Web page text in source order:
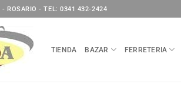
ROSARIO - TEL: 0341 432-2424
TIENDA BAZAR FERRETERIA